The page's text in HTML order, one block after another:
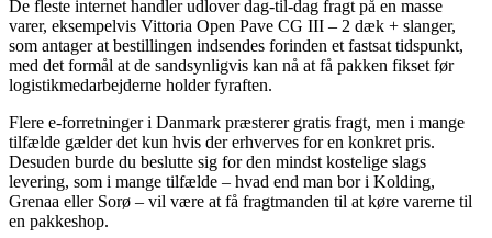
De fleste internet handler udlover dag-til-dag fragt på en masse
varer, eksempelvis Vittoria Open Pave CG III – 2 dæk + slanger,
som antager at bestillingen indsendes forinden et fastsat tidspunkt,
med det formål at de sandsynligvis kan nå at få pakken fikset før
logistikmedarbejderne holder fyraften.
Flere e-forretninger i Danmark præsterer gratis fragt, men i mange
tilfælde gælder det kun hvis der erhverves for en konkret pris.
Desuden burde du beslutte sig for den mindst kostelige slags
levering, som i mange tilfælde – hvad end man bor i Kolding,
Grenaa eller Sorø – vil være at få fragtmanden til at køre varerne til
en pakkeshop.